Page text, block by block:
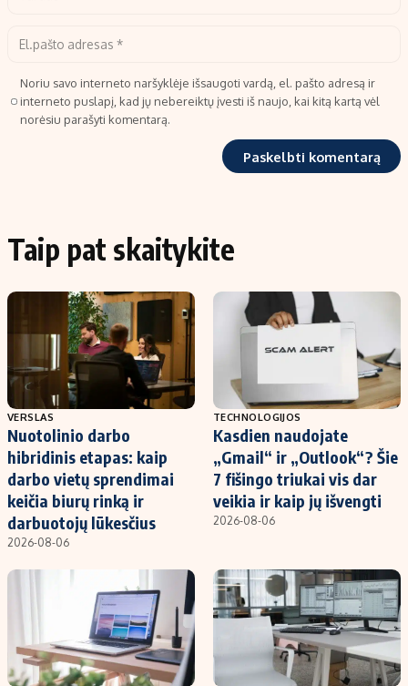
Noriu savo interneto naršyklėje išsaugoti vardą, el. pašto adresą ir
interneto puslapį, kad jų nebereiktų įvesti iš naujo, kai kitą kartą vėl
norėsiu parašyti komentarą.
Taip pat skaitykite
VERSLAS
Nuotolinio darbo
hibridinis etapas: kaip
darbo vietų sprendimai
keičia biurų rinką ir
darbuotojų lūkesčius
2026-08-06
TECHNOLOGIJOS
Kasdien naudojate
„Gmail“ ir „Outlook“? Šie
7 fišingo triukai vis dar
veikia ir kaip jų išvengti
2026-08-06